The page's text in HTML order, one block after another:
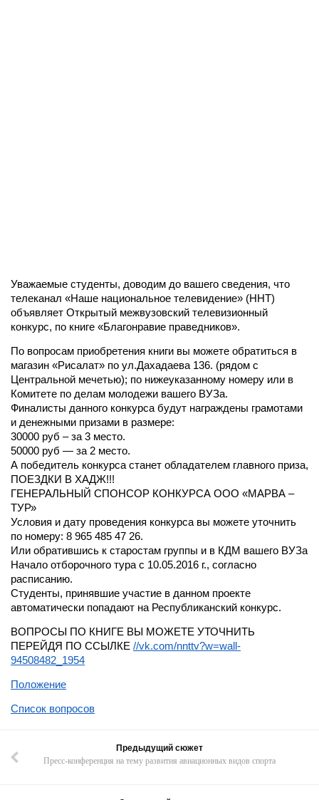
Уважаемые студенты, доводим до вашего сведения, что
телеканал «Наше национальное телевидение» (ННТ)
объявляет Открытый межвузовский телевизионный
конкурс, по книге «Благонравие праведников».
По вопросам приобретения книги вы можете обратиться в
магазин «Рисалат» по ул.Дахадаева 136. (рядом с
Центральной мечетью); по нижеуказанному номеру или в
Комитете по делам молодежи вашего ВУЗа.
Финалисты данного конкурса будут награждены грамотами
и денежными призами в размере:
30000 руб – за 3 место.
50000 руб — за 2 место.
А победитель конкурса станет обладателем главного приза,
ПОЕЗДКИ В ХАДЖ!!!
ГЕНЕРАЛЬНЫЙ СПОНСОР КОНКУРСА ООО «МАРВА –
ТУР»
Условия и дату проведения конкурса вы можете уточнить
по номеру: 8 965 485 47 26.
Или обратившись к старостам группы и в КДМ вашего ВУЗа
Начало отборочного тура с 10.05.2016 г., согласно
расписанию.
Студенты, принявшие участие в данном проекте
автоматически попадают на Республиканский конкурс.
ВОПРОСЫ ПО КНИГЕ ВЫ МОЖЕТЕ УТОЧНИТЬ
ПЕРЕЙДЯ ПО ССЫЛКЕ //vk.com/nnttv?w=wall-
94508482_1954
Положение
Список вопросов
Предыдущий сюжет
Пресс-конференция на тему развития авиационных видов спорта